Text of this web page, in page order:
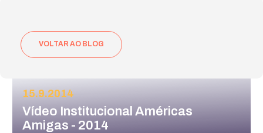
VOLTAR AO BLOG
15.9.2014
Vídeo Institucional Américas
Amigas - 2014